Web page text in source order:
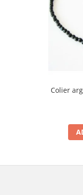
Bijuterii turmaline
Bijuterii morganit
Colier